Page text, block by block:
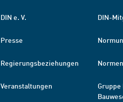
DIN e. V.
Presse
Regierungsbeziehungen
Veranstaltungen
DIN-